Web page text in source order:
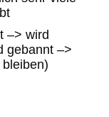
–> wird
gebannt –>